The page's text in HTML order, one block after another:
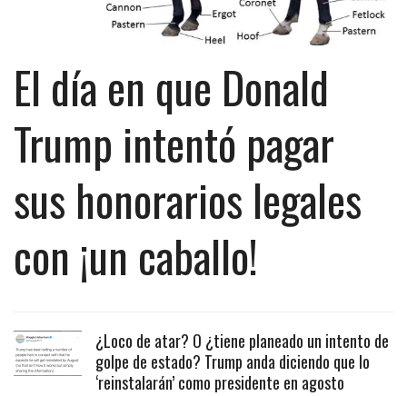
El día en que Donald
Trump intentó pagar
sus honorarios legales
con ¡un caballo!
¿Loco de atar? O ¿tiene planeado un intento de
golpe de estado? Trump anda diciendo que lo
‘reinstalarán’ como presidente en agosto